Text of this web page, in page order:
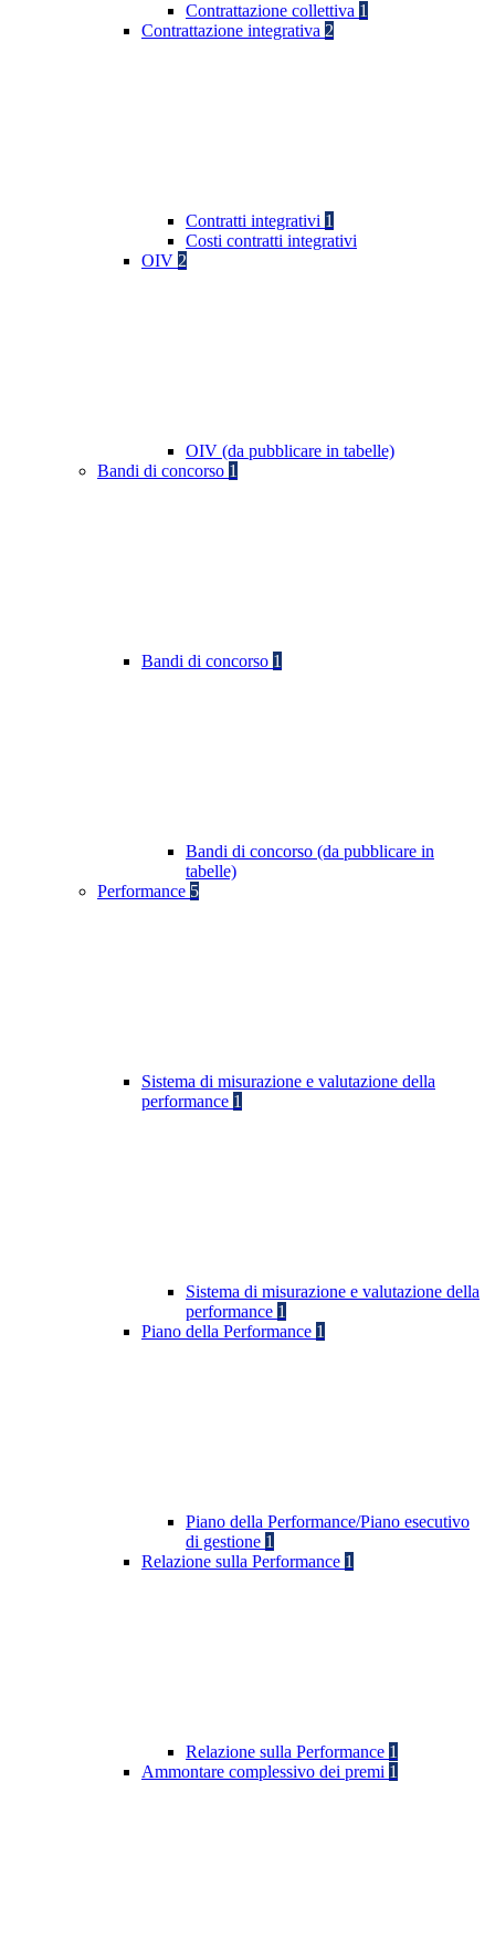
Contrattazione collettiva 1
Contrattazione integrativa 2
Contratti integrativi 1
Costi contratti integrativi
OIV 2
OIV (da pubblicare in tabelle)
Bandi di concorso 1
Bandi di concorso 1
Bandi di concorso (da pubblicare in
tabelle)
Performance 5
Sistema di misurazione e valutazione della
performance 1
Sistema di misurazione e valutazione della
performance 1
Piano della Performance 1
Piano della Performance/Piano esecutivo
di gestione 1
Relazione sulla Performance 1
Relazione sulla Performance 1
Ammontare complessivo dei premi 1